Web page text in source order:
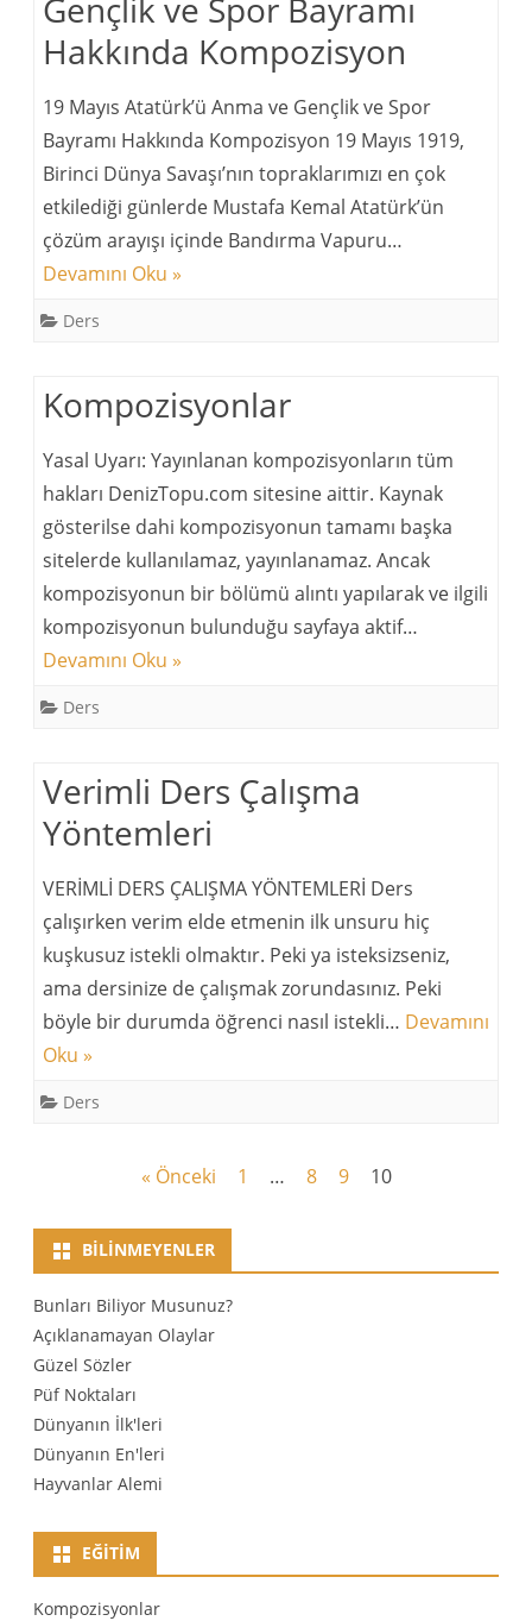
Gençlik ve Spor Bayramı
Hakkında Kompozisyon
19 Mayıs Atatürk’ü Anma ve Gençlik ve Spor
Bayramı Hakkında Kompozisyon 19 Mayıs 1919,
Birinci Dünya Savaşı’nın topraklarımızı en çok
etkilediği günlerde Mustafa Kemal Atatürk’ün
çözüm arayışı içinde Bandırma Vapuru…
Devamını Oku »
Ders
Kompozisyonlar
Yasal Uyarı: Yayınlanan kompozisyonların tüm
hakları DenizTopu.com sitesine aittir. Kaynak
gösterilse dahi kompozisyonun tamamı başka
sitelerde kullanılamaz, yayınlanamaz. Ancak
kompozisyonun bir bölümü alıntı yapılarak ve ilgili
kompozisyonun bulunduğu sayfaya aktif…
Devamını Oku »
Ders
Verimli Ders Çalışma
Yöntemleri
VERİMLİ DERS ÇALIŞMA YÖNTEMLERİ Ders
çalışırken verim elde etmenin ilk unsuru hiç
kuşkusuz istekli olmaktır. Peki ya isteksizseniz,
ama dersinize de çalışmak zorundasınız. Peki
böyle bir durumda öğrenci nasıl istekli… Devamını
Oku »
Ders
« Önceki 1 … 8 9 10
BILINMEYENLER
Bunları Biliyor Musunuz?
Açıklanamayan Olaylar
Güzel Sözler
Püf Noktaları
Dünyanın İlk'leri
Dünyanın En'leri
Hayvanlar Alemi
EĞITIM
Kompozisyonlar